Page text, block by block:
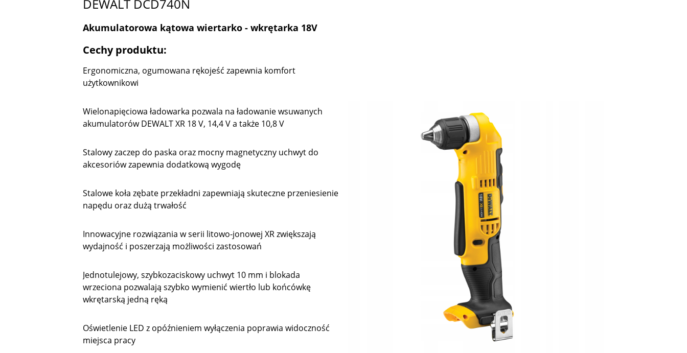
DEWALT DCD740N
Akumulatorowa kątowa wiertarko - wkrętarka 18V
Cechy produktu:
Ergonomiczna, ogumowana rękojeść zapewnia komfort
użytkownikowi
Wielonapięciowa ładowarka pozwala na ładowanie wsuwanych
akumulatorów DEWALT XR 18 V, 14,4 V a także 10,8 V
Stalowy zaczep do paska oraz mocny magnetyczny uchwyt do
akcesoriów zapewnia dodatkową wygodę
Stalowe koła zębate przekładni zapewniają skuteczne przeniesienie
napędu oraz dużą trwałość
Innowacyjne rozwiązania w serii litowo-jonowej XR zwiększają
wydajność i poszerzają możliwości zastosowań
Jednotulejowy, szybkozaciskowy uchwyt 10 mm i blokada
wrzeciona pozwalają szybko wymienić wiertło lub końcówkę
wkrętarską jedną ręką
Oświetlenie LED z opóźnieniem wyłączenia poprawia widoczność
miejsca pracy